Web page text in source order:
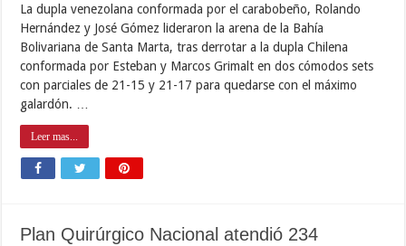
La dupla venezolana conformada por el carabobeño, Rolando
Hernández y José Gómez lideraron la arena de la Bahía
Bolivariana de Santa Marta, tras derrotar a la dupla Chilena
conformada por Esteban y Marcos Grimalt en dos cómodos sets
con parciales de 21-15 y 21-17 para quedarse con el máximo
galardón. …
Leer mas...
Plan Quirúrgico Nacional atendió 234